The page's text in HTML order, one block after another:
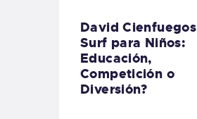
David Cienfuegos
Surf para Niños:
Educación,
Competición o
Diversión?